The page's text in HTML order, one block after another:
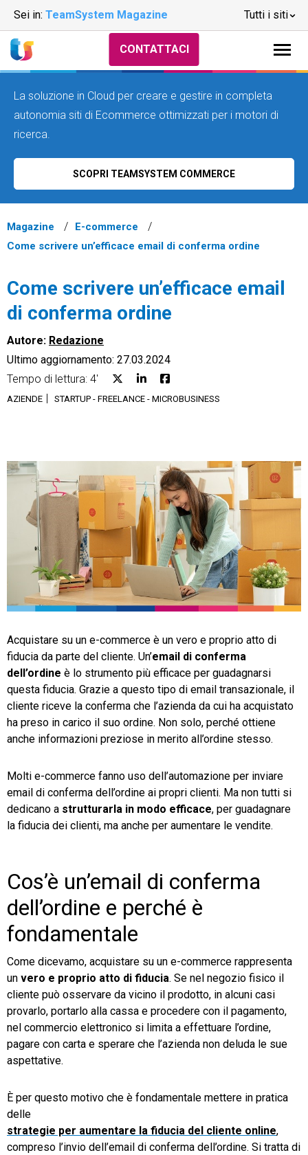
Sei in: TeamSystem Magazine Tutti i siti
CRM
Fatturazione
Financial Solutions
Trust Services
TeamSystem Corporate
TeamSystem Store
CONTATTACI
La soluzione in Cloud per creare e gestire in completa
autonomia siti di Ecommerce ottimizzati per i motori di
ricerca.
SCOPRI TEAMSYSTEM COMMERCE
Magazine
E-commerce
Come scrivere un’efficace email di conferma ordine
Come scrivere un’efficace email
di conferma ordine
Autore: Redazione
Ultimo aggiornamento: 27.03.2024
Tempo di lettura: 4'
AZIENDE STARTUP - FREELANCE - MICROBUSINESS
Acquistare su un e-commerce è un vero e proprio atto di
fiducia da parte del cliente. Un’email di conferma
dell’ordine è lo strumento più efficace per guadagnarsi
questa fiducia. Grazie a questo tipo di email transazionale, il
cliente riceve la conferma che l’azienda da cui ha acquistato
ha preso in carico il suo ordine. Non solo, perché ottiene
anche informazioni preziose in merito all’ordine stesso.
Molti e-commerce fanno uso dell’automazione per inviare
email di conferma dell’ordine ai propri clienti. Ma non tutti si
dedicano a strutturarla in modo efficace, per guadagnare
la fiducia dei clienti, ma anche per aumentare le vendite.
Cos’è un’email di conferma
dell’ordine e perché è
fondamentale
Come dicevamo, acquistare su un e-commerce rappresenta
un vero e proprio atto di fiducia. Se nel negozio fisico il
cliente può osservare da vicino il prodotto, in alcuni casi
provarlo, portarlo alla cassa e procedere con il pagamento,
nel commercio elettronico si limita a effettuare l’ordine,
pagare con carta e sperare che l’azienda non deluda le sue
aspettative.
È per questo motivo che è fondamentale mettere in pratica
delle
strategie per aumentare la fiducia del cliente online,
compreso l’invio dell’email di conferma dell’ordine. Si tratta di